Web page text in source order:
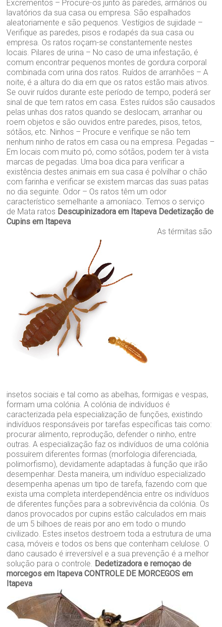
Excrementos – Procure-os junto às paredes, armários ou
lavatórios da sua casa ou empresa. São espalhados
aleatoriamente e são pequenos. Vestígios de sujidade –
Verifique as paredes, pisos e rodapés da sua casa ou
empresa. Os ratos roçam-se constantemente nestes
locais. Pilares de urina – No caso de uma infestação, é
comum encontrar pequenos montes de gordura corporal
combinada com urina dos ratos. Ruídos de arranhões – A
noite, é a altura do dia em que os ratos estão mais ativos.
Se ouvir ruídos durante este período de tempo, poderá ser
sinal de que tem ratos em casa. Estes ruídos são causados
pelas unhas dos ratos quando se deslocam, arranhar ou
roem objetos e são ouvidos entre paredes, pisos, tetos,
sótãos, etc. Ninhos – Procure e verifique se não tem
nenhum ninho de ratos em casa ou na empresa. Pegadas –
Em locais com muito pó, como sótãos, podem ter à vista
marcas de pegadas. Uma boa dica para verificar a
existência destes animais em sua casa é polvilhar o chão
com farinha e verificar se existem marcas das suas patas
no dia seguinte. Odor – Os ratos têm um odor
característico semelhante a amoníaco. Temos o serviço
de Mata ratos Descupinizadora em Itapeva Dedetização de
Cupins em Itapeva
As térmitas são
insetos sociais e tal como as abelhas, formigas e vespas,
formam uma colónia. A colónia de indivíduos é
caracterizada pela especialização de funções, existindo
indivíduos responsáveis por tarefas específicas tais como:
procurar alimento, reprodução, defender o ninho, entre
outras. A especialização faz os indivíduos de uma colónia
possuírem diferentes formas (morfologia diferenciada,
polimorfismo), devidamente adaptadas à função que irão
desempenhar. Desta maneira, um indivíduo especializado
desempenha apenas um tipo de tarefa, fazendo com que
exista uma completa interdependência entre os indivíduos
de diferentes funções para a sobrevivência da colónia. Os
danos provocados por cupins estão calculados em mais
de um 5 bilhoes de reais por ano em todo o mundo
civilizado. Estes insetos destroem toda a estrutura de uma
casa, móveis e todos os bens que contenham celulose. O
dano causado é irreversível e a sua prevenção é a melhor
solução para o controle. Dedetizadora e remoçao de
morcegos em Itapeva CONTROLE DE MORCEGOS em
Itapeva